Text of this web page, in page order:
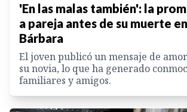
'En las malas también': la
a pareja antes de su muerte
Bárbara
El joven publicó un mensaje de
su novia, lo que ha generado
familiares y amigos.